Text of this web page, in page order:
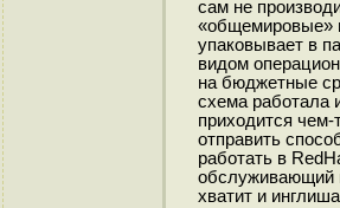
сам не
«общемировые»
упаковывает в
видом
на бюджетные
схема работала
приходится чем-
отправить
работать в
обслуживающий
хватит и